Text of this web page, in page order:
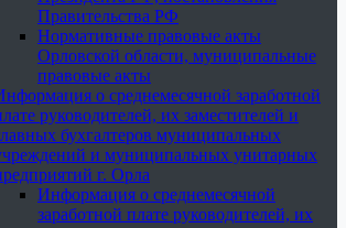
Правительства РФ
Нормативные правовые акты
Орловской области, муниципальные
правовые акты
о среднемесячной заработной
руководителей, их заместителей и
бухгалтеров муниципальных
и муниципальных унитарных
г. Орла
Информация о среднемесячной
заработной плате руководителей, их